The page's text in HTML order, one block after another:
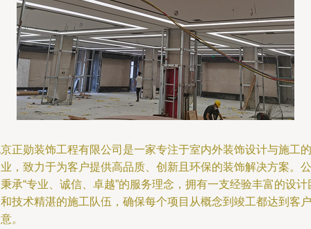
正勋装饰工程有限公司是一家专注于室内外装饰设计与施工的
，致力于为客户提供高品质、创新且环保的装饰解决方案。公
承“专业、诚信、卓越”的服务理念，拥有一支经验丰富的设计
技术精湛的施工队伍，确保每个项目从概念到竣工都达到客户
。